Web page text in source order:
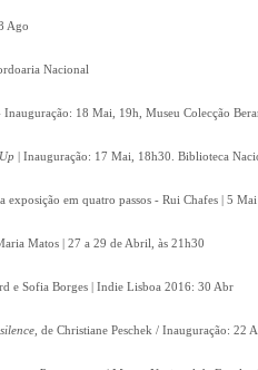
Ago
Nacional
18 Mai, 19h, Museu Colecção
| Inauguração: 17 Mai, 18h30. Biblioteca
exposição em quatro passos - Rui Chafes | 5
Matos | 27 a 29 de Abril, às 21h30
e Sofia Borges | Indie Lisboa 2016: 30 Abr
, de Christiane Peschek / Inauguração: 22